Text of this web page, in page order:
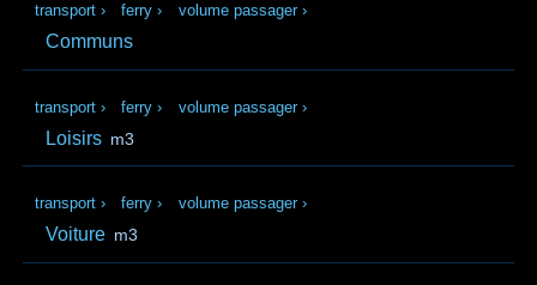
transport › ferry › volume passager ›
Communs
transport › ferry › volume passager ›
Loisirs m3
transport › ferry › volume passager ›
Voiture m3